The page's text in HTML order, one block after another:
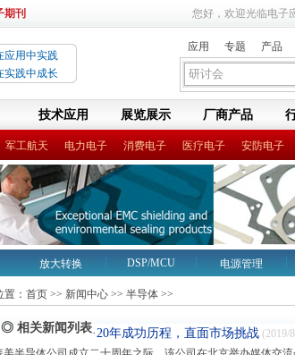
期刊 您好，欢迎光临电子
应用中实践
实践中成长
应用 专题 产品
技术应用 展览展示 厂商产品
军工航天 电力电子 消费电子 医疗电子 安防电子
放大转换 DSP/MCU 电源管理
传感\无源 无线射频
置： 首页 >> 新闻中心 >> 半导体 >>
◎ 相关新闻列表·20年成功历程，直面市场挑战 (2019/